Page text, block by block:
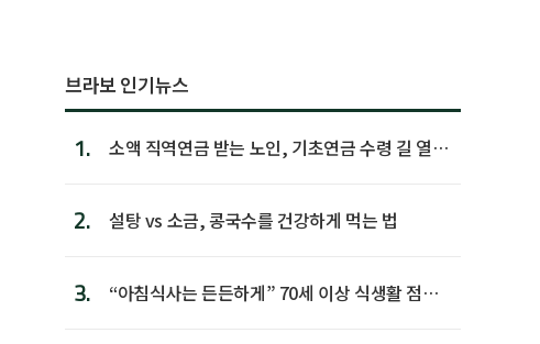
브라보 인기뉴스
1.
소액 직역연금 받는 노인, 기초연금 수령 길 열린
2. 설탕 vs 소금, 콩국수를 건강하게 먹는 법
3.
“아침식사는 든든하게” 70세 이상 식생활 점수